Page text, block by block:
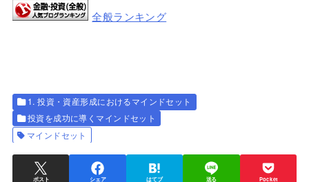
全般ランキング
1. 投資・資産形成におけるマインドセット
投資を成功に導くマインドセット
マインドセット
ポスト シェア はてブ 送る Pocket